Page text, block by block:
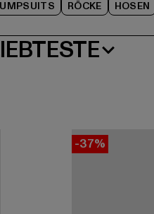
RÖCKE HOSEN
-37%